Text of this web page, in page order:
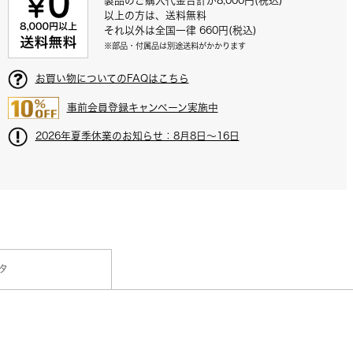
以上の方は、送料無料
それ以外は全国一律 660円(税込)
※部品・付属品は別途送料がかかります
お買い物についてのFAQはこちら
事前会員登録キャンペーン実施中
2026年夏季休業のお知らせ：8月8日～16日